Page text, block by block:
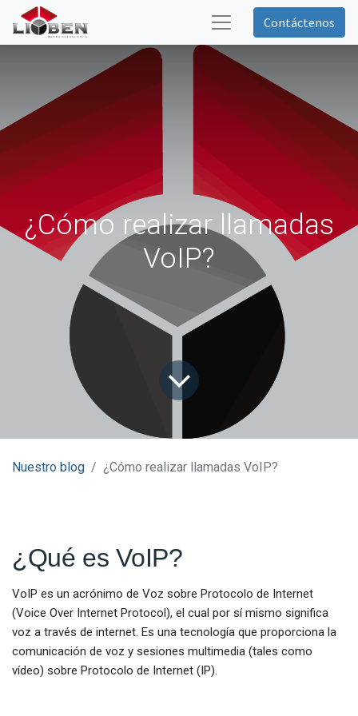
Contáctenos
¿Cómo realizar llamadas
VoIP?
Nuestro blog ¿Cómo realizar llamadas VoIP?
¿Qué es VoIP?
VoIP es un acrónimo de Voz sobre Protocolo de Internet
(Voice Over Internet Protocol), el cual por sí mismo significa
voz a través de internet. Es una tecnología que proporciona la
comunicación de voz y sesiones multimedia (tales como
vídeo) sobre Protocolo de Internet (IP).